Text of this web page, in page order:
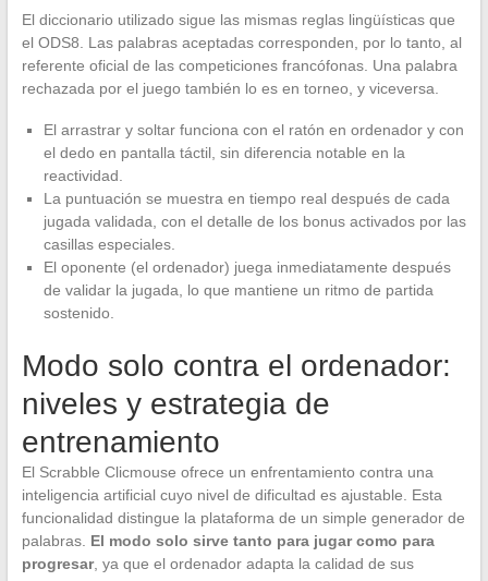
El diccionario utilizado sigue las mismas reglas lingüísticas que
el ODS8. Las palabras aceptadas corresponden, por lo tanto, al
referente oficial de las competiciones francófonas. Una palabra
rechazada por el juego también lo es en torneo, y viceversa.
El arrastrar y soltar funciona con el ratón en ordenador y con
el dedo en pantalla táctil, sin diferencia notable en la
reactividad.
La puntuación se muestra en tiempo real después de cada
jugada validada, con el detalle de los bonus activados por las
casillas especiales.
El oponente (el ordenador) juega inmediatamente después
de validar la jugada, lo que mantiene un ritmo de partida
sostenido.
Modo solo contra el ordenador:
niveles y estrategia de
entrenamiento
El Scrabble Clicmouse ofrece un enfrentamiento contra una
inteligencia artificial cuyo nivel de dificultad es ajustable. Esta
funcionalidad distingue la plataforma de un simple generador de
palabras. El modo solo sirve tanto para jugar como para
progresar, ya que el ordenador adapta la calidad de sus